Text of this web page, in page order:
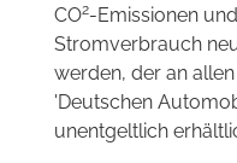
CO2-Emissionen
Stromverbrauch
werden, der an
'Deutschen
unentgeltlich